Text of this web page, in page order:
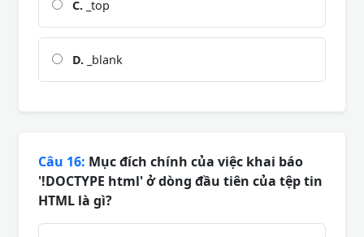
C. _top
D. _blank
Câu 16: Mục đích chính của việc khai báo
'!DOCTYPE html' ở dòng đầu tiên của tệp tin
HTML là gì?